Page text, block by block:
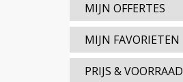
MIJN OFFERTES
MIJN FAVORIETEN
PRIJS & VOORRAAD